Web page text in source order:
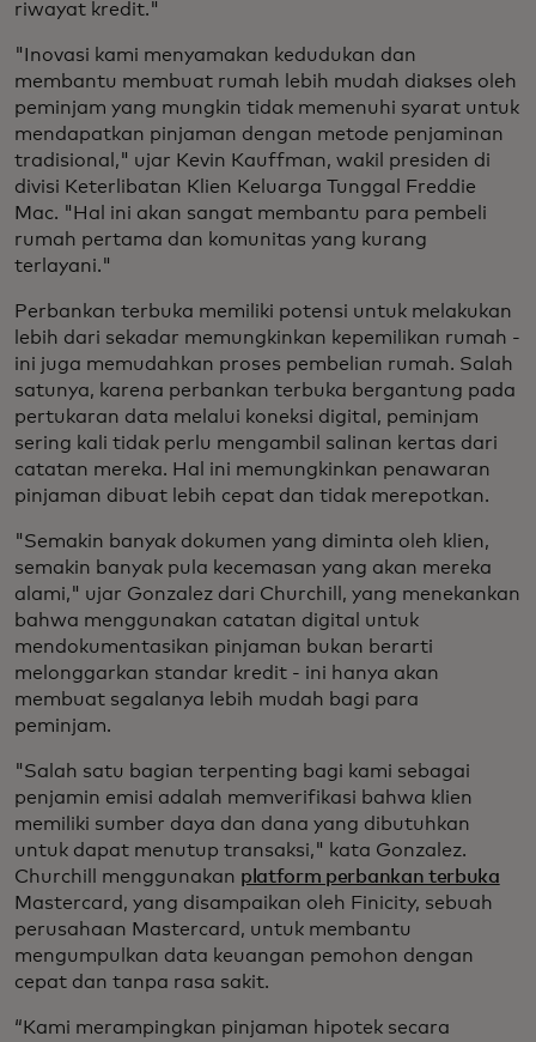
riwayat kredit."
"Inovasi kami menyamakan kedudukan dan
membantu membuat rumah lebih mudah diakses oleh
peminjam yang mungkin tidak memenuhi syarat untuk
mendapatkan pinjaman dengan metode penjaminan
tradisional," ujar Kevin Kauffman, wakil presiden di
divisi Keterlibatan Klien Keluarga Tunggal Freddie
Mac. "Hal ini akan sangat membantu para pembeli
rumah pertama dan komunitas yang kurang
terlayani."
Perbankan terbuka memiliki potensi untuk melakukan
lebih dari sekadar memungkinkan kepemilikan rumah -
ini juga memudahkan proses pembelian rumah. Salah
satunya, karena perbankan terbuka bergantung pada
pertukaran data melalui koneksi digital, peminjam
sering kali tidak perlu mengambil salinan kertas dari
catatan mereka. Hal ini memungkinkan penawaran
pinjaman dibuat lebih cepat dan tidak merepotkan.
"Semakin banyak dokumen yang diminta oleh klien,
semakin banyak pula kecemasan yang akan mereka
alami," ujar Gonzalez dari Churchill, yang menekankan
bahwa menggunakan catatan digital untuk
mendokumentasikan pinjaman bukan berarti
melonggarkan standar kredit - ini hanya akan
membuat segalanya lebih mudah bagi para
peminjam.
"Salah satu bagian terpenting bagi kami sebagai
penjamin emisi adalah memverifikasi bahwa klien
memiliki sumber daya dan dana yang dibutuhkan
untuk dapat menutup transaksi," kata Gonzalez.
Churchill menggunakan platform perbankan terbuka
Mastercard, yang disampaikan oleh Finicity, sebuah
perusahaan Mastercard, untuk membantu
mengumpulkan data keuangan pemohon dengan
cepat dan tanpa rasa sakit.
“Kami merampingkan pinjaman hipotek secara